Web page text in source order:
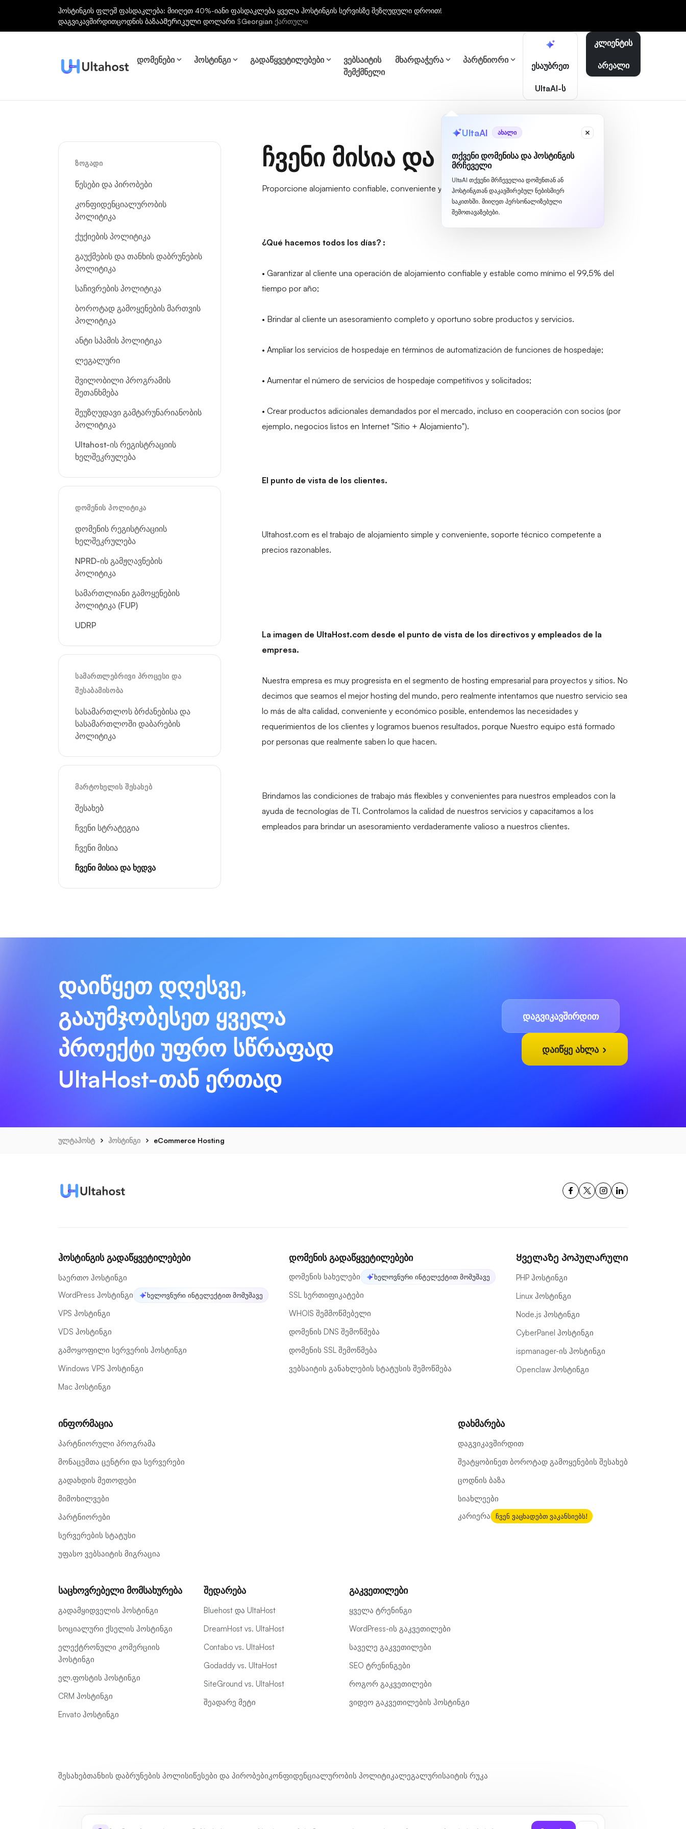
ჰოსტინგის ფლეშ ფასდაკლება: მიიღეთ 40%-იანი ფასდაკლება ყველა ჰოსტინგის სერვისზე შეზღუდული დროით!
დაგვიკავშირდითცოდნის ბაზაᲐმერიკული დოლარი $Georgian ქართული
დომენები ჰოსტინგი გადაწყვეტილებები
ვებსაიტის
შემქმნელი
მხარდაჭერა პარტნიორი
ესაუბრეთ
UltaAI-ს
UltaAI ახალი
თქვენი დომენისა და ჰოსტინგის
მრჩეველი
UltaAI თქვენი მრჩეველია დომენთან ან
ჰოსტინგთან დაკავშირებულ ნებისმიერ
საკითხში. მიიღეთ პერსონალიზებული
შემოთავაზებები.
კლიენტის
არეალი
ᲖᲝᲒᲐᲓᲘ
წესები და პირობები
კონფიდენციალურობის
პოლიტიკა
ქუქიების პოლიტიკა
გაუქმების და თანხის დაბრუნების
პოლიტიკა
საჩივრების პოლიტიკა
ბოროტად გამოყენების მართვის
პოლიტიკა
ანტი სპამის პოლიტიკა
ლეგალური
შვილობილი პროგრამის
შეთანხმება
შეუზღუდავი გამტარუნარიანობის
პოლიტიკა
Ultahost-ის რეგისტრაციის
ხელშეკრულება
ᲓᲝᲛᲔᲜᲘᲡ ᲞᲝᲚᲘᲢᲘᲙᲐ
დომენის რეგისტრაციის
ხელშეკრულება
NPRD-ის გამჟღავნების
პოლიტიკა
სამართლიანი გამოყენების
პოლიტიკა (FUP)
UDRP
ᲡᲐᲛᲐᲠᲗᲚᲔᲑᲠᲘᲕᲘ ᲞᲠᲝᲪᲔᲡᲘ ᲓᲐ
ᲨᲔᲡᲐᲑᲐᲛᲘᲡᲝᲑᲐ
სასამართლოს ბრძანებისა და
სასამართლოში დაბარების
პოლიტიკა
ᲛᲐᲠᲢᲝᲮᲔᲚᲘᲡ ᲨᲔᲡᲐᲮᲔᲑ
შესახებ
ჩვენი სტრატეგია
ჩვენი მისია
ჩვენი მისია და ხედვა
ჩვენი მისია და ხედვა
Proporcione alojamiento confiable, conveniente y asequible para cualquier sitio.
¿Qué hacemos todos los días? :
• Garantizar al cliente una operación de alojamiento confiable y estable como mínimo el 99,5% del
tiempo por año;
• Brindar al cliente un asesoramiento completo y oportuno sobre productos y servicios.
• Ampliar los servicios de hospedaje en términos de automatización de funciones de hospedaje;
• Aumentar el número de servicios de hospedaje competitivos y solicitados;
• Crear productos adicionales demandados por el mercado, incluso en cooperación con socios (por
ejemplo, negocios listos en Internet "Sitio + Alojamiento").
El punto de vista de los clientes.
Ultahost.com es el trabajo de alojamiento simple y conveniente, soporte técnico competente a
precios razonables.
La imagen de UltaHost.com desde el punto de vista de los directivos y empleados de la
empresa.
Nuestra empresa es muy progresista en el segmento de hosting empresarial para proyectos y sitios. No
decimos que seamos el mejor hosting del mundo, pero realmente intentamos que nuestro servicio sea
lo más de alta calidad, conveniente y económico posible, entendemos las necesidades y
requerimientos de los clientes y logramos buenos resultados, porque Nuestro equipo está formado
por personas que realmente saben lo que hacen.
Brindamos las condiciones de trabajo más flexibles y convenientes para nuestros empleados con la
ayuda de tecnologías de TI. Controlamos la calidad de nuestros servicios y capacitamos a los
empleados para brindar un asesoramiento verdaderamente valioso a nuestros clientes.
დაიწყეთ დღესვე,
გააუმჯობესეთ ყველა
პროექტი უფრო სწრაფად
UltaHost-თან ერთად
დაგვიკავშირდით
დაიწყე ახლა
ულტაჰოსტ ჰოსტინგი eCommerce Hosting
ჰოსტინგის გადაწყვეტილებები
საერთო ჰოსტინგი
WordPress ჰოსტინგი
ხელოვნური ინტელექტით მომუშავე
VPS ჰოსტინგი
VDS ჰოსტინგი
გამოყოფილი სერვერის ჰოსტინგი
Windows VPS ჰოსტინგი
Mac ჰოსტინგი
დომენის გადაწყვეტილებები
დომენის სახელები ხელოვნური ინტელექტით მომუშავე
SSL სერთიფიკატები
WHOIS შემმოწმებელი
დომენის DNS შემოწმება
დომენის SSL შემოწმება
ვებსაიტის განახლების სტატუსის შემოწმება
Ყველაზე პოპულარული
PHP ჰოსტინგი
Linux ჰოსტინგი
Node.js ჰოსტინგი
CyberPanel ჰოსტინგი
ispmanager-ის ჰოსტინგი
Openclaw ჰოსტინგი
ინფორმაცია
პარტნიორული პროგრამა
მონაცემთა ცენტრი და სერვერები
გადახდის მეთოდები
მიმოხილვები
პარტნიორები
სერვერების სტატუსი
უფასო ვებსაიტის მიგრაცია
დახმარება
დაგვიკავშირდით
შეატყობინეთ ბოროტად გამოყენების შესახებ
ცოდნის ბაზა
სიახლეები
კარიერა
ჩვენ ვაცხადებთ ვაკანსიებს!
საცხოვრებელი მომსახურება
გადამყიდველის ჰოსტინგი
სოციალური ქსელის ჰოსტინგი
ელექტრონული კომერციის
ჰოსტინგი
ელ.ფოსტის ჰოსტინგი
CRM ჰოსტინგი
Envato ჰოსტინგი
Შედარება
Bluehost და UltaHost
DreamHost vs. UltaHost
Contabo vs. UltaHost
Godaddy vs. UltaHost
SiteGround vs. UltaHost
შეადარე მეტი
გაკვეთილები
ყველა ტრენინგი
WordPress-ის გაკვეთილები
საველე გაკვეთილები
SEO ტრენინგები
როგორ გაკვეთილები
ვიდეო გაკვეთილების ჰოსტინგი
შესახებთანხის დაბრუნების პოლისიწესები და პირობებიკონფიდენციალურობის პოლიტიკალეგალურისაიტის რუკა